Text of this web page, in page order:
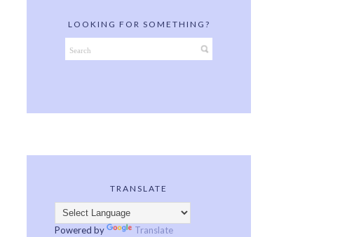
LOOKING FOR SOMETHING?
TRANSLATE
Powered by Translate